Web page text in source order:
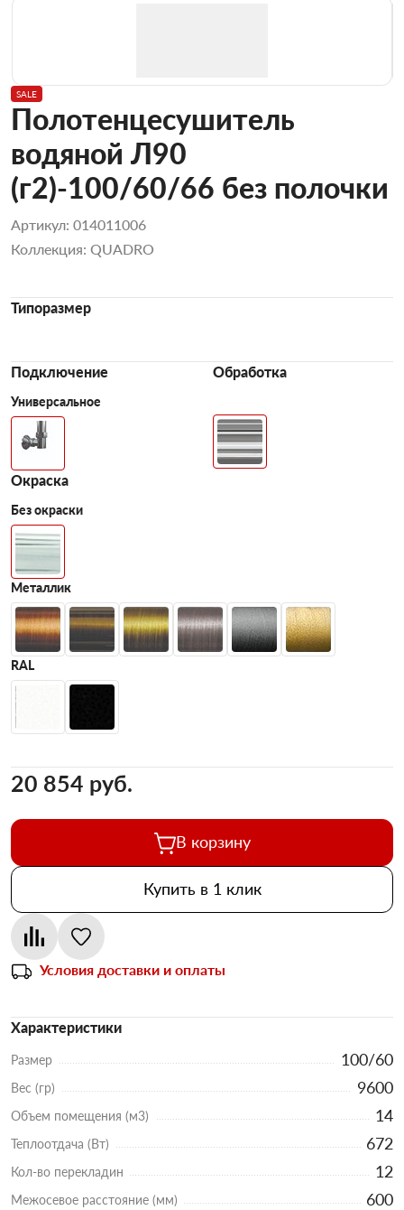
SALE
Полотенцесушитель
водяной Л90
(г2)-100/60/66 без полочки
Артикул: 014011006
Коллекция: QUADRO
Типоразмер
Подключение
Универсальное
Обработка
Окраска
Без окраски
Металлик
RAL
20 854 pуб.
В корзину
Купить в 1 клик
Условия доставки и оплаты
Характеристики
Размер 100/60
Вес (гр) 9600
Объем помещения (м3) 14
Теплоотдача (Вт) 672
Кол-во перекладин 12
Межосевое расстояние (мм) 600